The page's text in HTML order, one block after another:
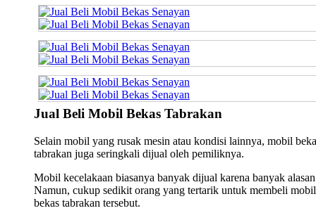
Jual Beli Mobil Bekas Tabrakan
Selain mobil yang rusak mesin atau kondisi lainnya, mobil
tabrakan juga seringkali dijual oleh pemiliknya.
Mobil kecelakaan biasanya banyak dijual karena banyak
Namun, cukup sedikit orang yang tertarik untuk membeli mobil
bekas tabrakan tersebut.